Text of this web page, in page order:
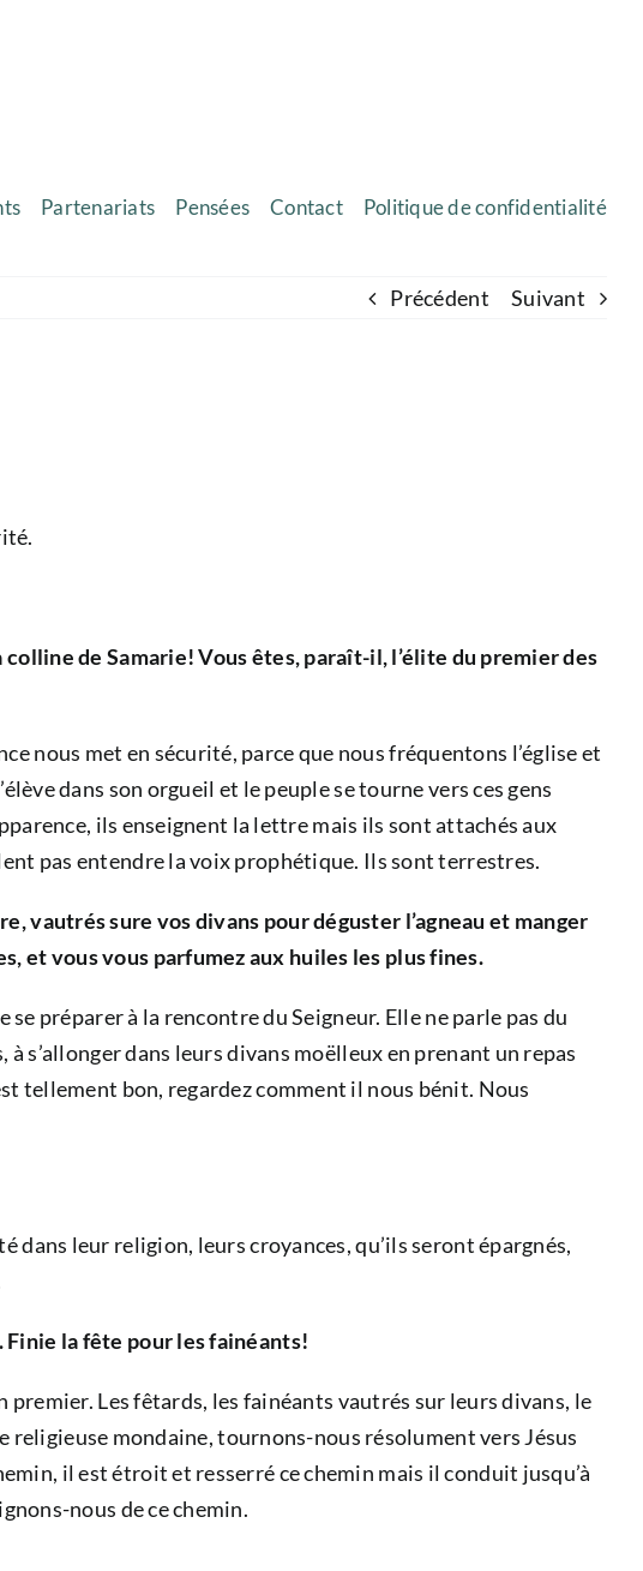
Partenariats Pensées Contact Politique de confidentialité
Précédent Suivant
de Samarie! Vous êtes, paraît-il, l’élite du premier des
nous met en sécurité, parce que nous fréquentons l’église et
dans son orgueil et le peuple se tourne vers ces gens
ils enseignent la lettre mais ils sont attachés aux
pas entendre la voix prophétique. Ils sont terrestres.
vautrés sure vos divans pour déguster l’agneau et manger
et vous vous parfumez aux huiles les plus fines.
préparer à la rencontre du Seigneur. Elle ne parle pas du
s’allonger dans leurs divans moëlleux en prenant un repas
tellement bon, regardez comment il nous bénit. Nous
leur religion, leurs croyances, qu’ils seront épargnés,
Finie la fête pour les fainéants!
premier. Les fêtards, les fainéants vautrés sur leurs divans, le
religieuse mondaine, tournons-nous résolument vers Jésus
il est étroit et resserré ce chemin mais il conduit jusqu’à
nous de ce chemin.